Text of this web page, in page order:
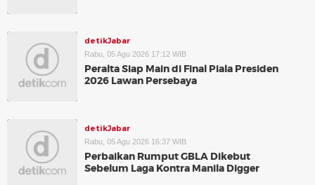
detikJabar
Rabu, 05 Agu 2026 17:12 WIB
Peralta Siap Main di Final Piala Presiden
2026 Lawan Persebaya
detikJabar
Rabu, 05 Agu 2026 16:37 WIB
Perbaikan Rumput GBLA Dikebut
Sebelum Laga Kontra Manila Digger